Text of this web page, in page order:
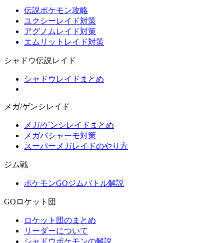
伝説ポケモン攻略
ユクシーレイド対策
アグノムレイド対策
エムリットレイド対策
シャドウ伝説レイド
シャドウレイドまとめ
メガ/ゲンシレイド
メガ/ゲンシレイドまとめ
メガバシャーモ対策
スーパーメガレイドのやり方
ジム戦
ポケモンGOジムバトル解説
GOロケット団
ロケット団のまとめ
リーダーについて
シャドウポケモンの解説